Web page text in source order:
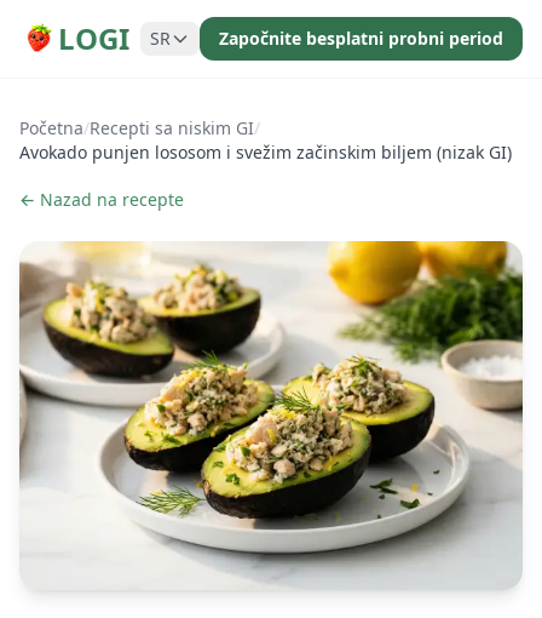
LOGI SR Započnite besplatni probni period
Početna/Recepti sa niskim GI/
Avokado punjen lososom i svežim začinskim biljem (nizak GI)
← Nazad na recepte